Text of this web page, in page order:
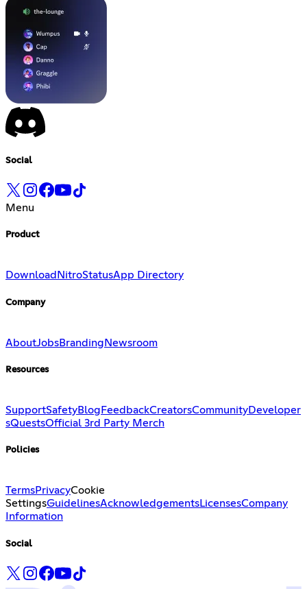
Social
Menu
Product
Download NitroStatusApp Directory
Company
AboutJobsBranding Newsroom
Resources
SupportSafetyBlog FeedbackCreatorsCommunityDeveloper
sQuestsOfficial 3rd Party Merch
Policies
TermsPrivacyCookie
SettingsGuidelinesAcknowledgementsLicensesCompany
Information
Social